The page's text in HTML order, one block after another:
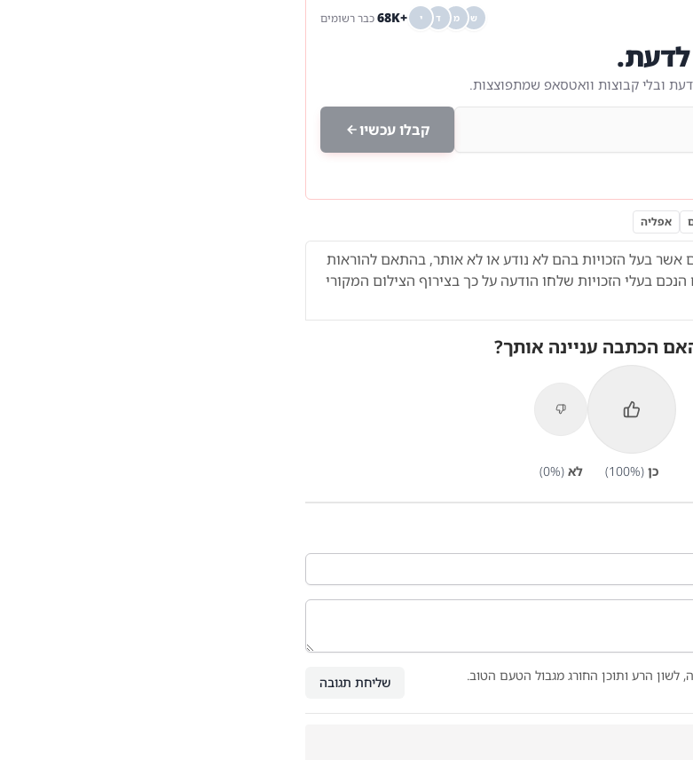
ש מ ד י +68K כבר רשומים
לדעת.
ובלי קבוצות וואטסאפ שמתפוצצות.
קבלו עכשיו
אפליה
אשר בעל הזכויות בהם לא נודע או לא אותר, בהתאם להוראות
הצילום המקורי
הכתבה עניינה אותך?
כן (
100%) לא (
0%)
לשון הרע ותוכן החורג מגבול הטעם הטוב. שליחת תגובה